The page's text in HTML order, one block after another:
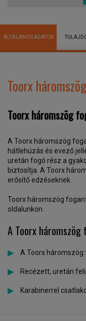
ÁLTALÁNOS ADATOK
Toorx
Toorx háromszög
A Toorx háromszög
hátlehúzás és evező
uretán fogó rész a
biztosítja. A Toorx
erősítő edzéseknek.
Toorx háromszög
oldalunkon.
A Toorx
A Toorx háromszög
Recézett, uretán
Karabinerrel